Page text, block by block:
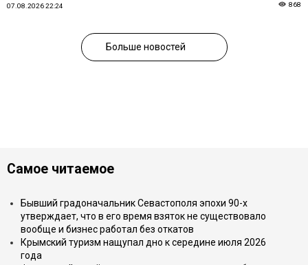
07.08.2026 22:24 868
Больше новостей
Самое читаемое
Бывший градоначальник Севастополя эпохи 90-х
утверждает, что в его время взяток не существовало
вообще и бизнес работал без откатов
Крымский туризм нащупал дно к середине июля 2026
года